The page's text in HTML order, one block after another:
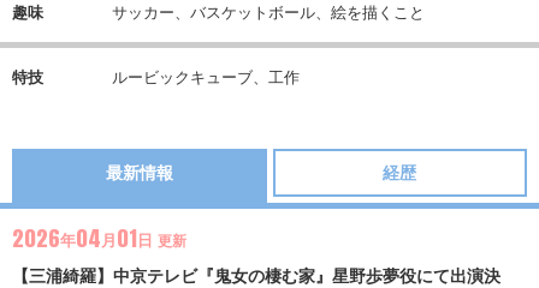
趣味 サッカー、バスケットボール、絵を描くこと
特技 ルービックキューブ、工作
最新情報 経歴
2026年04 月01日 更新
【三浦綺羅】中京テレビ『鬼女の棲む家』星野歩夢役にて出演決